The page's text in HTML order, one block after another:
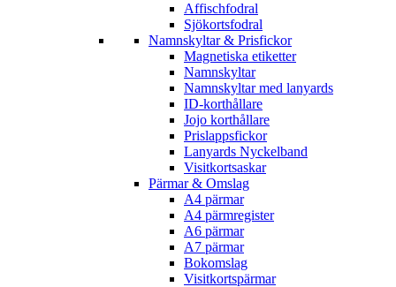
Affischfodral
Sjökortsfodral
Namnskyltar & Prisfickor
Magnetiska etiketter
Namnskyltar
Namnskyltar med lanyards
ID-korthållare
Jojo korthållare
Prislappsfickor
Lanyards Nyckelband
Visitkortsaskar
Pärmar & Omslag
A4 pärmar
A4 pärmregister
A6 pärmar
A7 pärmar
Bokomslag
Visitkortspärmar